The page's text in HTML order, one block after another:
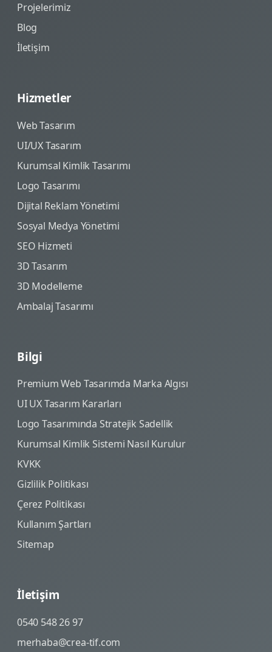
Projelerimiz
Blog
İletişim
Hizmetler
Web Tasarım
UI/UX Tasarım
Kurumsal Kimlik Tasarımı
Logo Tasarımı
Dijital Reklam Yönetimi
Sosyal Medya Yönetimi
SEO Hizmeti
3D Tasarım
3D Modelleme
Ambalaj Tasarımı
Bilgi
Premium Web Tasarımda Marka Algısı
UI UX Tasarım Kararları
Logo Tasarımında Stratejik Sadellik
Kurumsal Kimlik Sistemi Nasıl Kurulur
KVKK
Gizlilik Politikası
Çerez Politikası
Kullanım Şartları
Sitemap
İletişim
0540 548 26 97
merhaba@crea-tif.com